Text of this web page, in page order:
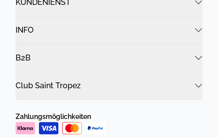
KUNDENIENST
INFO
B2B
Club Saint Tropez
Zahlungsmöglichkeiten